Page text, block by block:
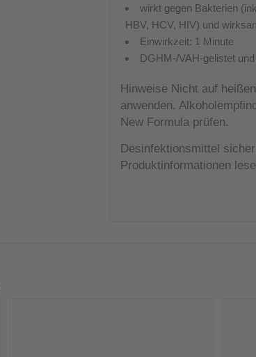
wirkt gegen Bakterien
HBV, HCV, HIV) und
Einwirkzeit: 1 Minute
DGHM-/VAH-gelistet
Hinweise Nicht auf
anwenden.
New Formula prüfen.
Desinfektionsmittel
Produktinformationen